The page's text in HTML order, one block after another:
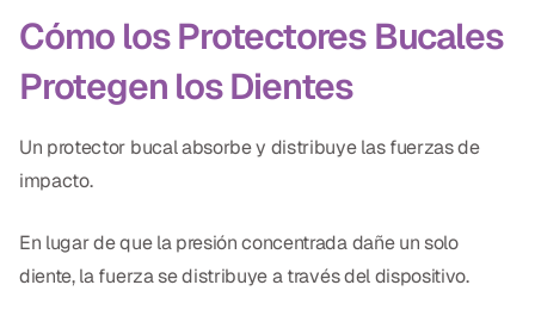
ORTODONCIA
Invisalign
Ortodoncia
Dr. Douglas Ness
Cómo los Protectores Bucales
Protegen los Dientes
Un protector bucal absorbe y distribuye las fuerzas de
impacto.
En lugar de que la presión concentrada dañe un solo
diente, la fuerza se distribuye a través del dispositivo.